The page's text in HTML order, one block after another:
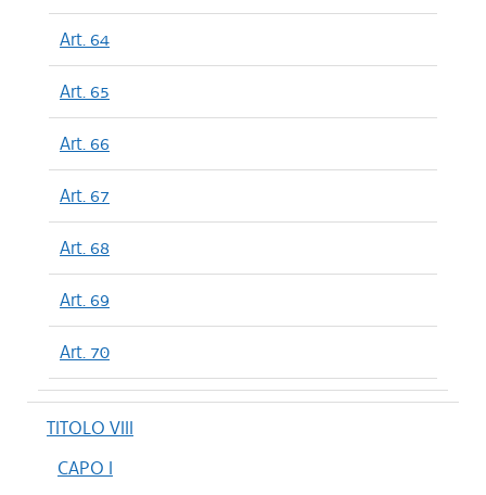
Art. 64
Art. 65
Art. 66
Art. 67
Art. 68
Art. 69
Art. 70
TITOLO VIII
CAPO I